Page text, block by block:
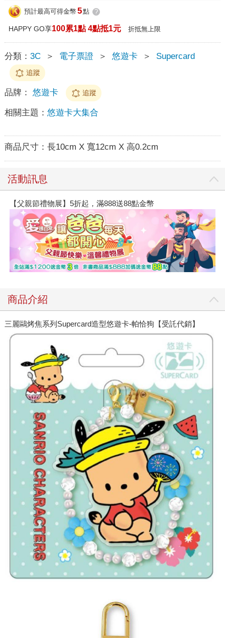
預計最高可得金幣 5點 ?
HAPPY GO享100累1點 4點抵1元 折抵無上限
分類： 3C ＞ 電子票證 ＞ 悠遊卡 ＞ Supercard
追蹤
品牌： 悠遊卡 追蹤
相關主題： 悠遊卡大集合
商品尺寸： 長10cm X 寬12cm X 高0.2cm
活動訊息
【父親節禮物展】5折起，滿888送88點金幣
商品介紹
三麗鷗烤焦系列Supercard造型悠遊卡-帕恰狗【受託代銷】